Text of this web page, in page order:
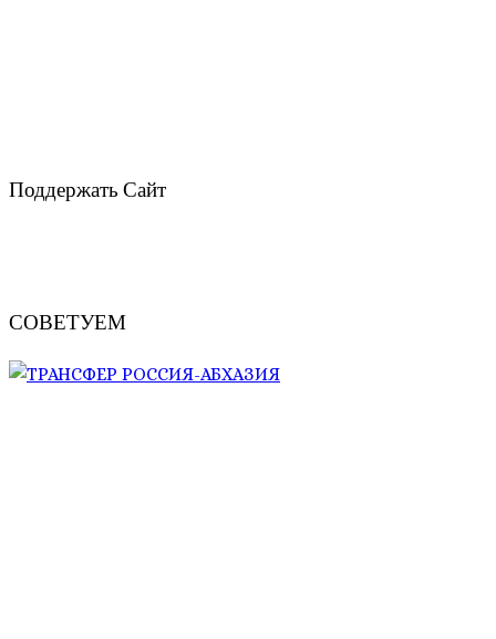
Поддержать Сайт
СОВЕТУЕМ